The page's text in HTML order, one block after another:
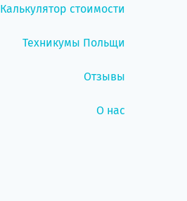
Калькулятор стоимости
Техникумы Польщи
Отзывы
О нас